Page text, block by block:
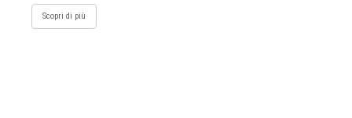
Scopri di più